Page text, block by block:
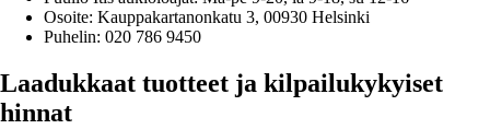
Osoite: Kauppakartanonkatu 3, 00930 Helsinki
Puhelin: 020 786 9450
Laadukkaat tuotteet ja kilpailukykyiset
hinnat